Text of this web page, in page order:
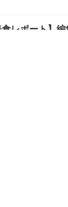
食レポート】